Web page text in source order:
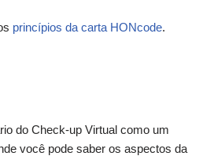
princípios da carta HONcode.
do Check-up Virtual como um
você pode saber os aspectos da